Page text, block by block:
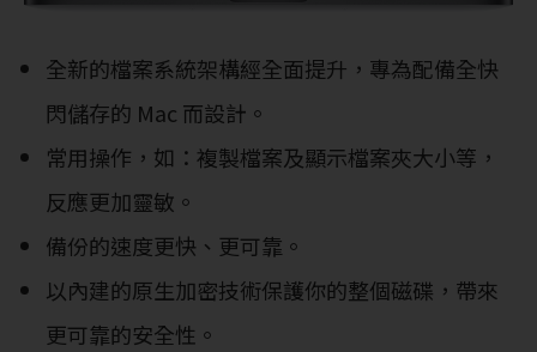
全新的檔案系統架構經全面提升，專為配備全快
閃儲存的 Mac 而設計。
常用操作，如：複製檔案及顯示檔案夾大小等，
反應更加靈敏。
備份的速度更快、更可靠。
以內建的原生加密技術保護你的整個磁碟，帶來
更可靠的安全性。